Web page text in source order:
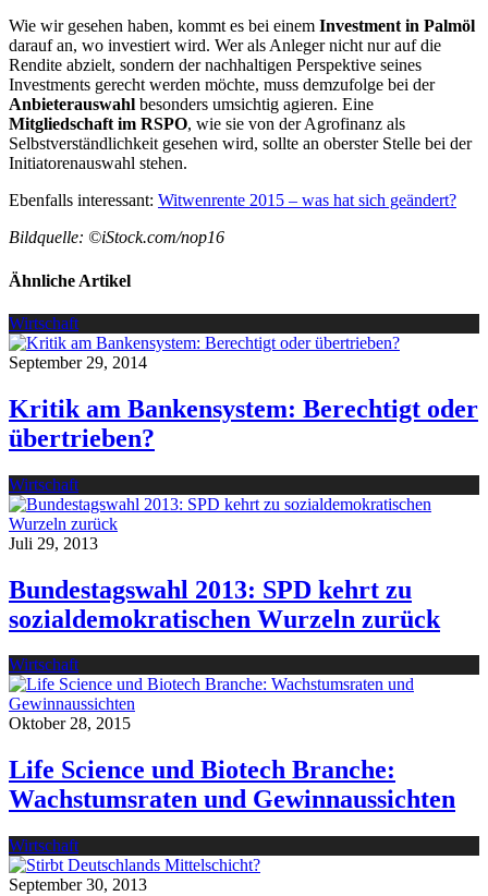
Wie wir gesehen haben, kommt es bei einem Investment in Palmöl
darauf an, wo investiert wird. Wer als Anleger nicht nur auf die
Rendite abzielt, sondern der nachhaltigen Perspektive seines
Investments gerecht werden möchte, muss demzufolge bei der
Anbieterauswahl besonders umsichtig agieren. Eine
Mitgliedschaft im RSPO, wie sie von der Agrofinanz als
Selbstverständlichkeit gesehen wird, sollte an oberster Stelle bei der
Initiatorenauswahl stehen.
Ebenfalls interessant: Witwenrente 2015 – was hat sich geändert?
Bildquelle: ©iStock.com/nop16
Ähnliche Artikel
Wirtschaft
September 29, 2014
Kritik am Bankensystem: Berechtigt oder
übertrieben?
Wirtschaft
Juli 29, 2013
Bundestagswahl 2013: SPD kehrt zu
sozialdemokratischen Wurzeln zurück
Wirtschaft
Oktober 28, 2015
Life Science und Biotech Branche:
Wachstumsraten und Gewinnaussichten
Wirtschaft
September 30, 2013